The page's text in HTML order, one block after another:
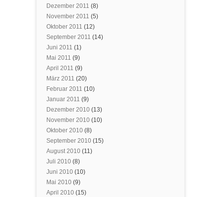
Dezember 2011 (8)
November 2011 (5)
Oktober 2011 (12)
September 2011 (14)
Juni 2011 (1)
Mai 2011 (9)
April 2011 (9)
März 2011 (20)
Februar 2011 (10)
Januar 2011 (9)
Dezember 2010 (13)
November 2010 (10)
Oktober 2010 (8)
September 2010 (15)
August 2010 (11)
Juli 2010 (8)
Juni 2010 (10)
Mai 2010 (9)
April 2010 (15)